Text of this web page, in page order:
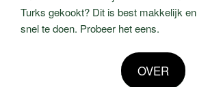
Turks gekookt? Dit is best makkelijk en
snel te doen. Probeer het eens.
OVER